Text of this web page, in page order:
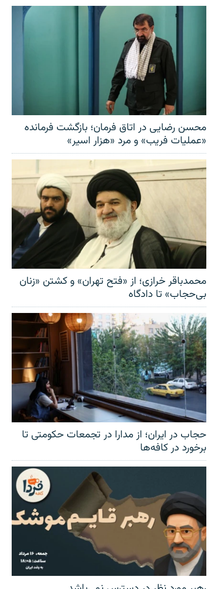
محسن رضایی در اتاق فرمان؛ بازگشت فرمانده
«عملیات فریب» و مرد «هزار اسیر»
محمدباقر خرازی؛ از «فتح تهران» و کشتن «زنان
بی‌حجاب» تا دادگاه
حجاب در ایران؛ از مدارا در تجمعات حکومتی تا
برخورد در کافه‌ها